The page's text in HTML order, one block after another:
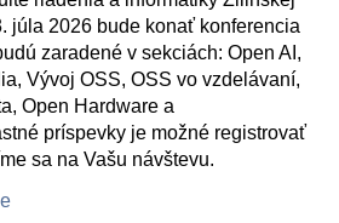
júla 2026 bude konať konferencia
zaradené v sekciách: Open AI,
Vývoj OSS, OSS vo vzdelávaní,
Open Hardware a
príspevky je možné registrovať
sa na Vašu návštevu.